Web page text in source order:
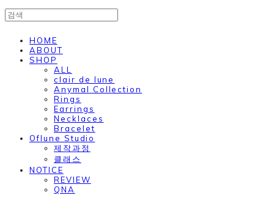
HOME
ABOUT
SHOP
ALL
clair de lune
Anymal Collection
Rings
Earrings
Necklaces
Bracelet
Oflune Studio
제작과정
클래스
NOTICE
REVIEW
QNA